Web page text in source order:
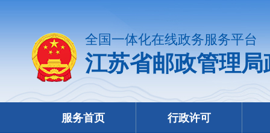
全国一体化在线政务服务平台
江苏省邮政管理
服务首页 行政许可